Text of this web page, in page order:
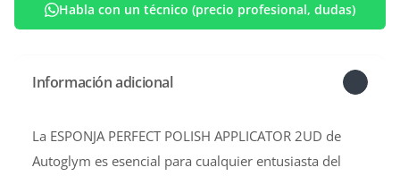
Habla con un técnico (precio profesional, dudas)
Información adicional
La ESPONJA PERFECT POLISH APPLICATOR 2UD de
Autoglym es esencial para cualquier entusiasta del